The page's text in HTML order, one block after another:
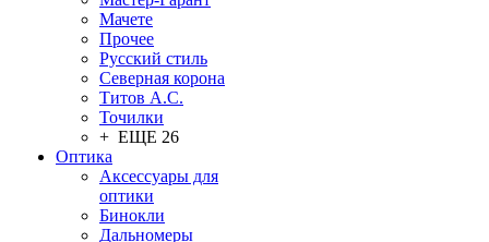
Мачете
Прочее
Русский стиль
Северная корона
Титов А.С.
Точилки
+ ЕЩЕ 26
Оптика
Аксессуары для
оптики
Бинокли
Дальномеры